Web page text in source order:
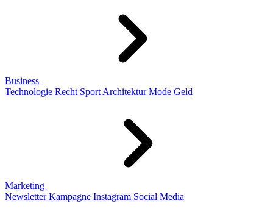
Business
Technologie Recht Sport Architektur Mode Geld
Marketing
Newsletter Kampagne Instagram Social Media